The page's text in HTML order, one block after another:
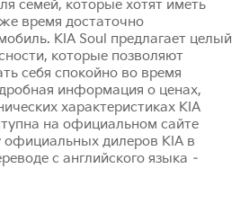
семей, которые хотят иметь
время достаточно
KIA Soul предлагает целый
которые позволяют
себя спокойно во время
информация о ценах,
характеристиках KIA
на официальном сайте
дилеров KIA в
с английского языка –